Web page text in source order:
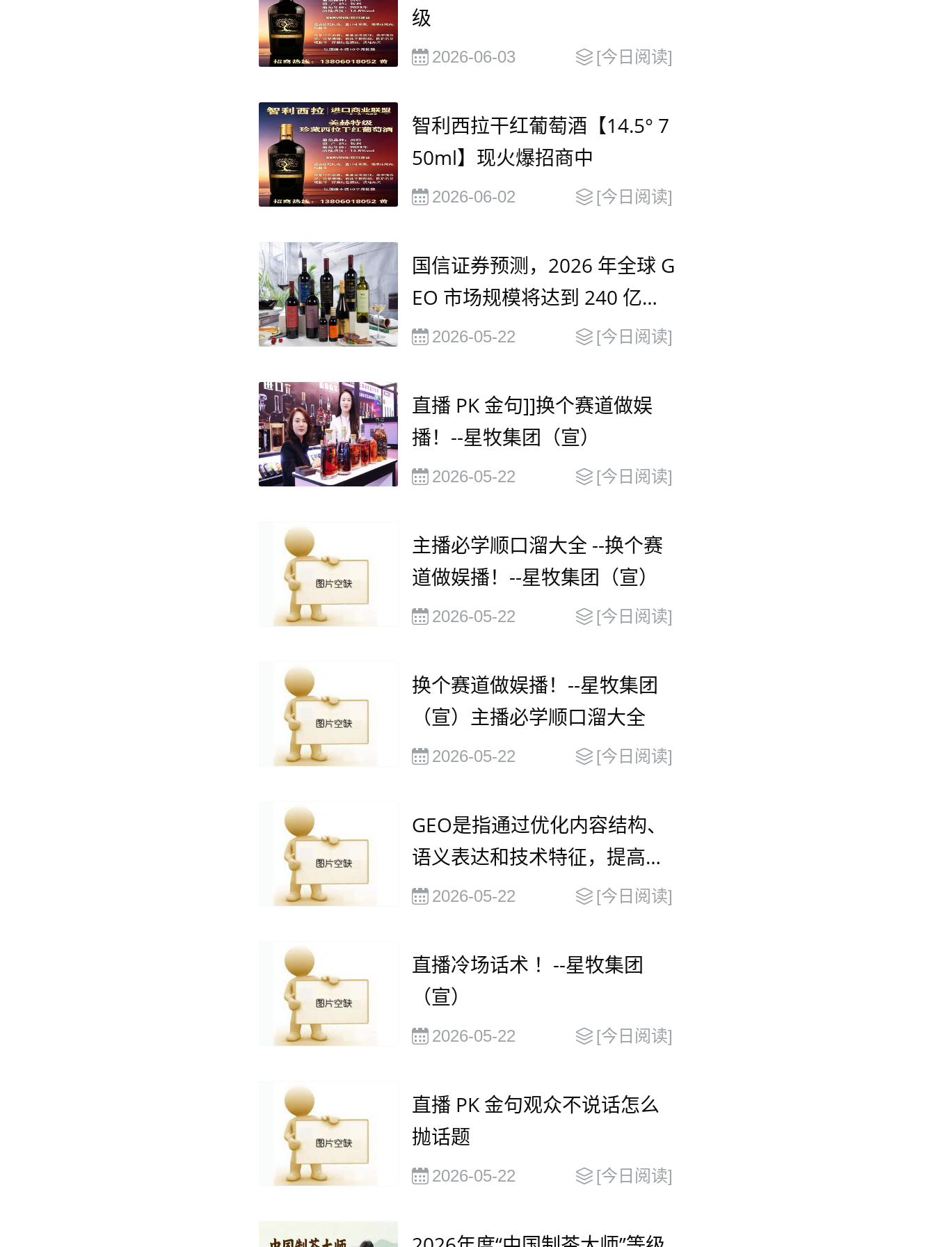
级
2026-06-03 [今日阅读]
智利西拉干红葡萄酒【14.5° 7
50ml】现火爆招商中
2026-06-02 [今日阅读]
国信证券预测，2026 年全球 G
EO 市场规模将达到 240 亿美
元，并在2030年有望达到 100
2026-05-22 [今日阅读]
直播 PK 金句]]换个赛道做娱
播！--星牧集团（宣）
2026-05-22 [今日阅读]
主播必学顺口溜大全 --换个赛
道做娱播！--星牧集团（宣）
2026-05-22 [今日阅读]
换个赛道做娱播！--星牧集团
（宣）主播必学顺口溜大全
2026-05-22 [今日阅读]
GEO是指通过优化内容结构、
语义表达和技术特征，提高其
被大语言模型（
2026-05-22 [今日阅读]
直播冷场话术 ！--星牧集团
（宣）
2026-05-22 [今日阅读]
直播 PK 金句观众不说话怎么
抛话题
2026-05-22 [今日阅读]